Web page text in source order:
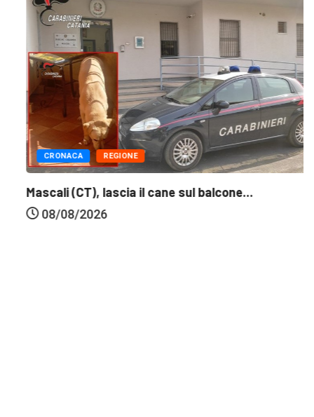
CRONACA REGIONE
Mascali (CT), lascia il cane sul balcone...
08/08/2026